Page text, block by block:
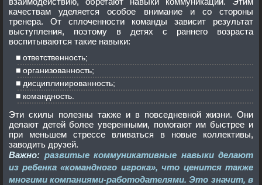
качествам уделяется особое внимание и со стороны
тренера. От сплоченности команды зависит результат
выступления, поэтому в детях с раннего возраста
воспитываются такие навыки:
ответственность;
организованность;
дисциплинированность;
командность.
Эти скилы полезны также и в повседневной жизни. Они
делают детей более уверенными, помогают им быстрее и
при меньшем стрессе вливаться в новые коллективы,
заводить друзей.
Важно: развитые коммуникативные навыки делают
из ребенка «командного игрока», что ценится также
многими компаниями-работодателями. Это значит, в